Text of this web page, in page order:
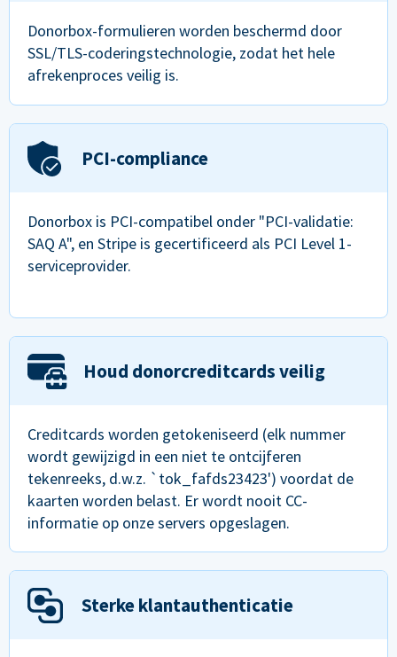
Donorbox-formulieren worden beschermd door
SSL/TLS-coderingstechnologie, zodat het hele
afrekenproces veilig is.
PCI-compliance
Donorbox is PCI-compatibel onder "PCI-validatie:
SAQ A", en Stripe is gecertificeerd als PCI Level 1-
serviceprovider.
Houd donorcreditcards veilig
Creditcards worden getokeniseerd (elk nummer
wordt gewijzigd in een niet te ontcijferen
tekenreeks, d.w.z. `tok_fafds23423') voordat de
kaarten worden belast. Er wordt nooit CC-
informatie op onze servers opgeslagen.
Sterke klantauthenticatie